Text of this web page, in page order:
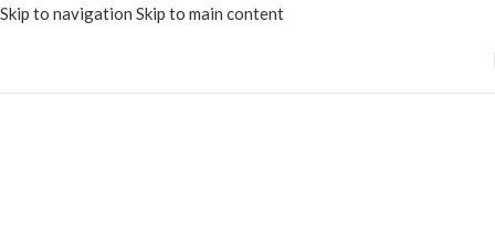
Skip to navigation Skip to main content